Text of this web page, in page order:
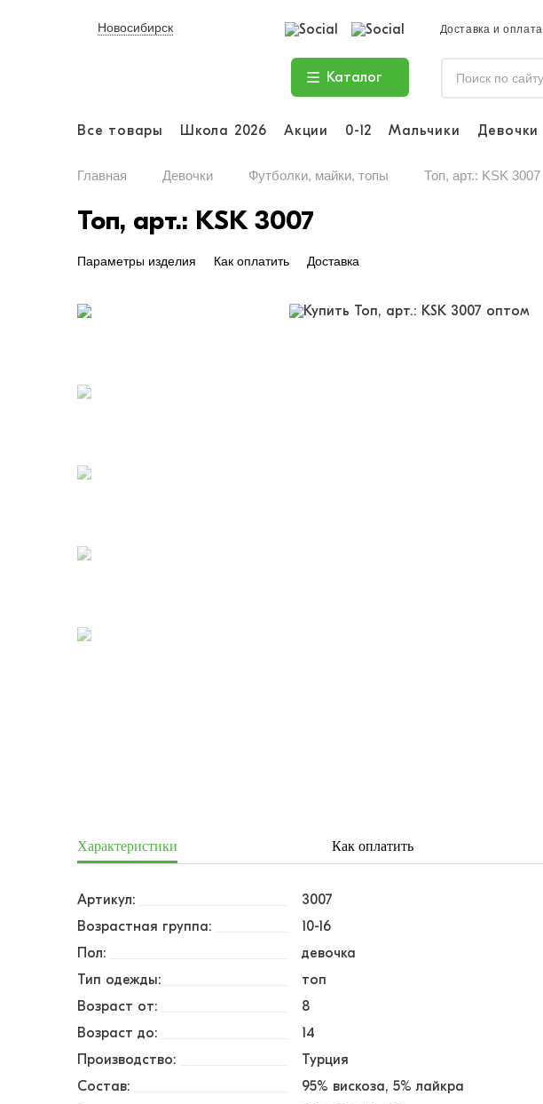
Новосибирск Доставка и оплата
Каталог
Все товары Школа 2026 Акции 0-12 Мальчики Девочки
Главная Девочки Футболки, майки, топы Топ, арт.: KSK 3007
Топ, арт.: KSK 3007
Параметры изделия Как оплатить Доставка
Характеристики Как оплатить
Артикул:
3007
Возрастная группа:
10-16
Пол:
девочка
Тип одежды:
топ
Возраст от:
8
Возраст до:
14
Производство:
Турция
Состав:
95% вискоза, 5% лайкра